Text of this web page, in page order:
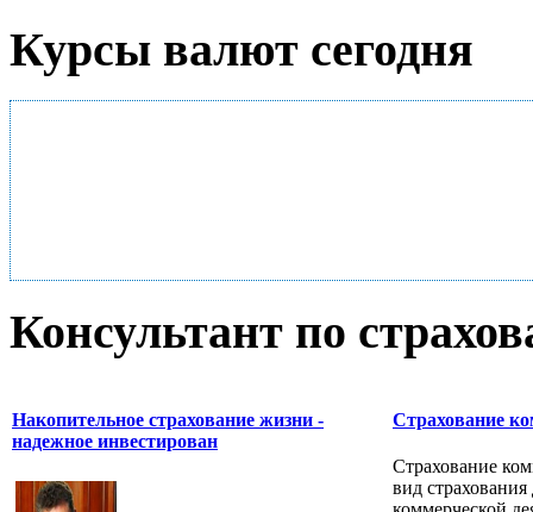
Курсы валют сегодня
Консультант по
Накопительное страхование жизни -
надежное инвестирован
Страхование
Страхование
вид страхования